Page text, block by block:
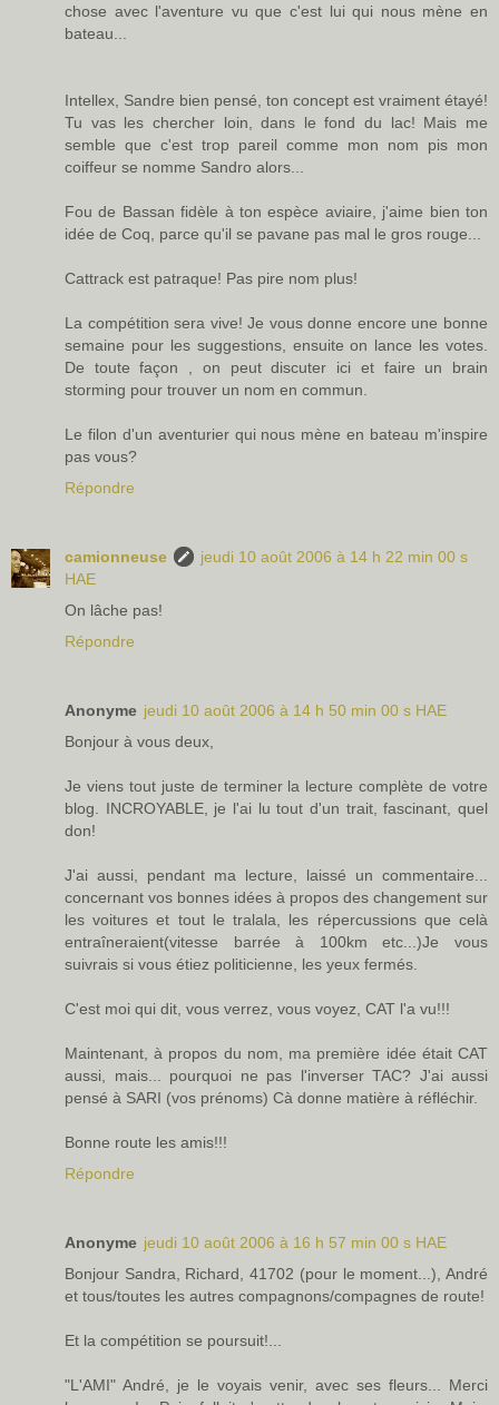
chose avec l'aventure vu que c'est lui qui nous mène en
bateau...
Intellex, Sandre bien pensé, ton concept est vraiment étayé!
Tu vas les chercher loin, dans le fond du lac! Mais me
semble que c'est trop pareil comme mon nom pis mon
coiffeur se nomme Sandro alors...
Fou de Bassan fidèle à ton espèce aviaire, j'aime bien ton
idée de Coq, parce qu'il se pavane pas mal le gros rouge...
Cattrack est patraque! Pas pire nom plus!
La compétition sera vive! Je vous donne encore une bonne
semaine pour les suggestions, ensuite on lance les votes.
De toute façon , on peut discuter ici et faire un brain
storming pour trouver un nom en commun.
Le filon d'un aventurier qui nous mène en bateau m'inspire
pas vous?
Répondre
camionneuse
jeudi 10 août 2006 à 14 h 22 min 00 s
HAE
On lâche pas!
Répondre
Anonyme jeudi 10 août 2006 à 14 h 50 min 00 s HAE
Bonjour à vous deux,
Je viens tout juste de terminer la lecture complète de votre
blog. INCROYABLE, je l'ai lu tout d'un trait, fascinant, quel
don!
J'ai aussi, pendant ma lecture, laissé un commentaire...
concernant vos bonnes idées à propos des changement sur
les voitures et tout le tralala, les répercussions que celà
entraîneraient(vitesse barrée à 100km etc...)Je vous
suivrais si vous étiez politicienne, les yeux fermés.
C'est moi qui dit, vous verrez, vous voyez, CAT l'a vu!!!
Maintenant, à propos du nom, ma première idée était CAT
aussi, mais... pourquoi ne pas l'inverser TAC? J'ai aussi
pensé à SARI (vos prénoms) Cà donne matière à réfléchir.
Bonne route les amis!!!
Répondre
Anonyme jeudi 10 août 2006 à 16 h 57 min 00 s HAE
Bonjour Sandra, Richard, 41702 (pour le moment...), André
et tous/toutes les autres compagnons/compagnes de route!
Et la compétition se poursuit!...
"L'AMI" André, je le voyais venir, avec ses fleurs... Merci